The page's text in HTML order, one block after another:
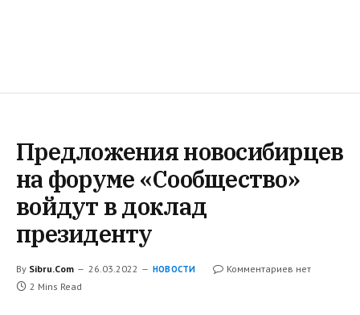
Предложения новосибирцев
на форуме «Сообщество»
войдут в доклад
президенту
By Sibru.Com 26.03.2022 НОВОСТИ
Комментариев нет
2 Mins Read